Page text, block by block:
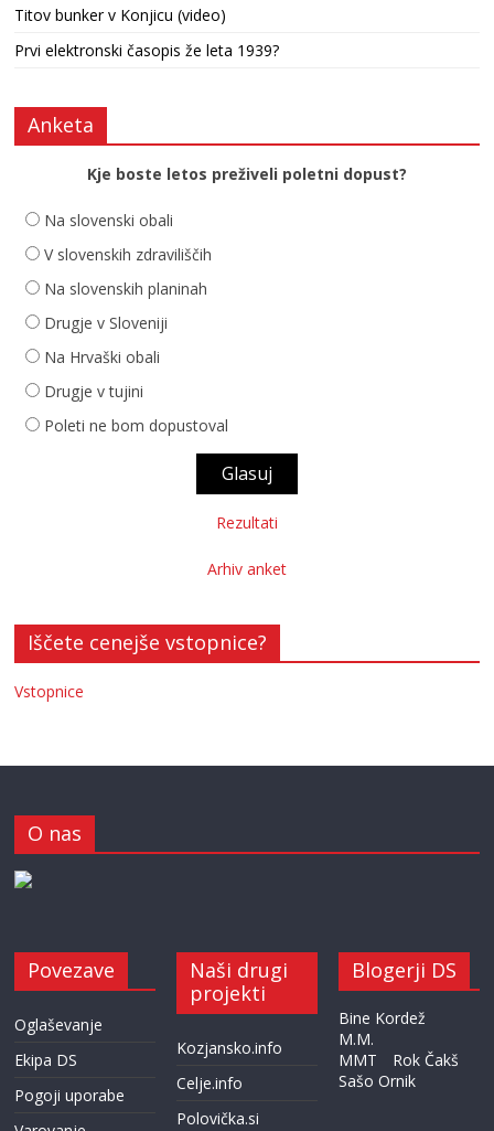
Titov bunker v Konjicu (video)
Prvi elektronski časopis že leta 1939?
Anketa
Kje boste letos preživeli poletni dopust?
Na slovenski obali
V slovenskih zdraviliščih
Na slovenskih planinah
Drugje v Sloveniji
Na Hrvaški obali
Drugje v tujini
Poleti ne bom dopustoval
Rezultati
Arhiv anket
Iščete cenejše vstopnice?
Vstopnice
O nas
Povezave
Oglaševanje
Ekipa DS
Pogoji uporabe
Naši drugi
projekti
Kozjansko.info
Celje.info
Polovička.si
Blogerji DS
Bine Kordež
M.M.
MMT
Rok Čakš
Sašo Ornik